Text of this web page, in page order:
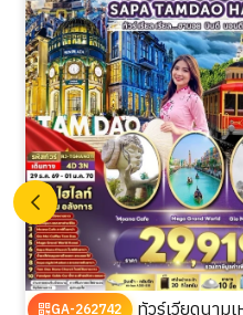
GA-262742
ทัวร์เวียดนามเหนือ NEW YEAR